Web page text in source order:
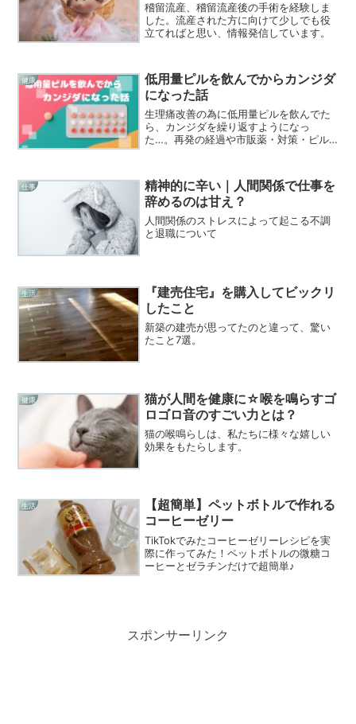
稽留流産、稽留流産後の手術を経験しま
した。流産された方に向けて少しでも役
立てればと思い、情報発信しています。
健康
低用量ピルを飲んでからカンジダ
になった話
生理痛改善の為に低用量ピルを飲んでた
ら、カンジダを繰り返すようになっ
た…。再発の経過や市販薬・対策・ピル
仕事
精神的に辛い｜人間関係で仕事を
辞めるのは甘え？
人間関係のストレスによって起こる不調
と退職について
生活
『建売住宅』を購入してビックリ
したこと
新築の建売が思ってたのと違って、驚い
たこと7選。
健康
猫が人間を健康に☆喉を鳴らすゴ
ロゴロ音のすごい力とは？
猫の喉鳴らしは、私たちに様々な嬉しい
効果をもたらします。
生活
【超簡単】ペットボトルで作れる
コーヒーゼリー
TikTokでみたコーヒーゼリーレシピを実
際に作ってみた！ペットボトルの微糖コ
ーヒーとゼラチンだけで超簡単♪
スポンサーリンク